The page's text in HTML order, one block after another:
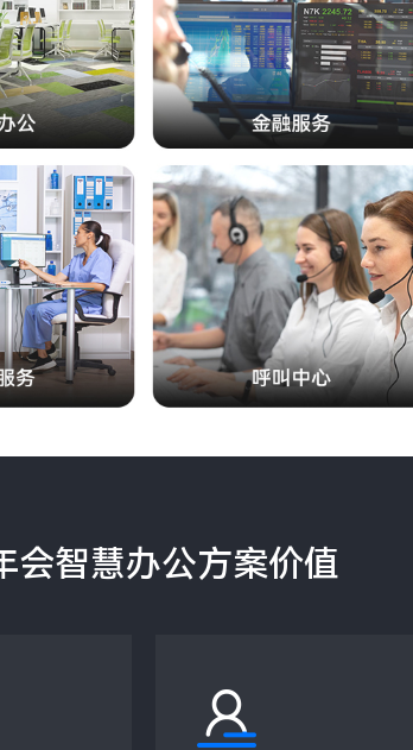
会智慧办公方案价值